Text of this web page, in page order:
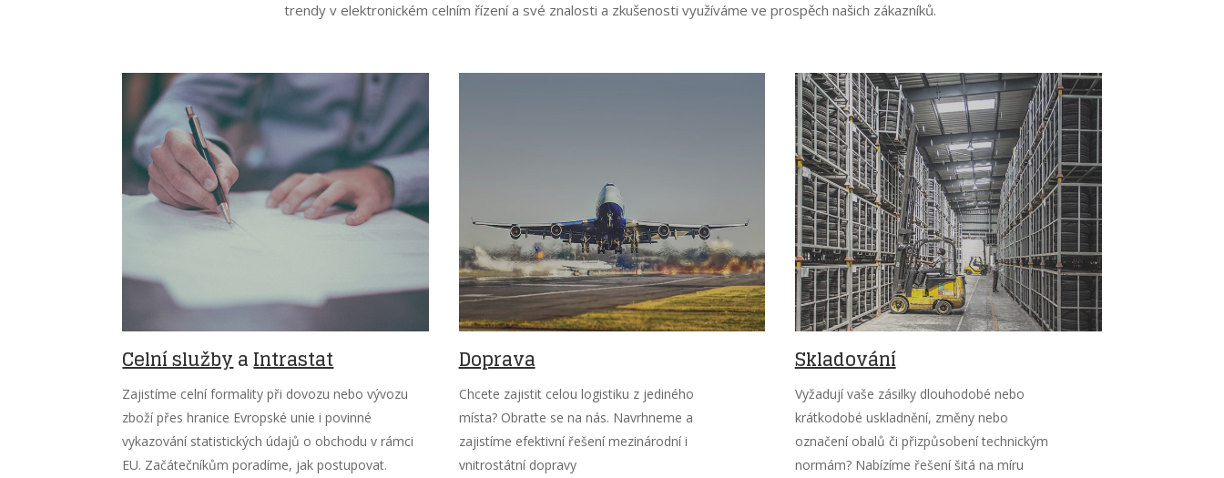
trendy v elektronickém celním řízení a své znalosti a zkušenosti využíváme ve prospěch našich zákazníků.
Celní službyaIntrastat
Zajistíme celní formality při dovozu nebo vývozu
zboží přes hranice Evropské unie i povinné
vykazování statistických údajů o obchodu v rámci
EU. Začátečníkům poradíme, jak postupovat.
Doprava
Chcete zajistit celou logistiku z jediného
místa? Obraťte se na nás. Navrhneme a
zajistíme efektivní řešení mezinárodní i
vnitrostátní dopravy
Skladování
Vyžadují vaše zásilky dlouhodobé nebo
krátkodobé uskladnění, změny nebo
označení obalů či přizpůsobení technickým
normám? Nabízíme řešení šitá na míru